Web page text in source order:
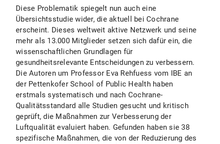
Diese Problematik spiegelt nun auch eine
Übersichtsstudie wider, die aktuell bei Cochrane
erscheint. Dieses weltweit aktive Netzwerk und seine
mehr als 13.000 Mitglieder setzen sich dafür ein, die
wissenschaftlichen Grundlagen für
gesundheitsrelevante Entscheidungen zu verbessern.
Die Autoren um Professor Eva Rehfuess vom IBE an
der Pettenkofer School of Public Health haben
erstmals systematisch und nach Cochrane-
Qualitätsstandard alle Studien gesucht und kritisch
geprüft, die Maßnahmen zur Verbesserung der
Luftqualität evaluiert haben. Gefunden haben sie 38
spezifische Maßnahmen, die von der Reduzierung des